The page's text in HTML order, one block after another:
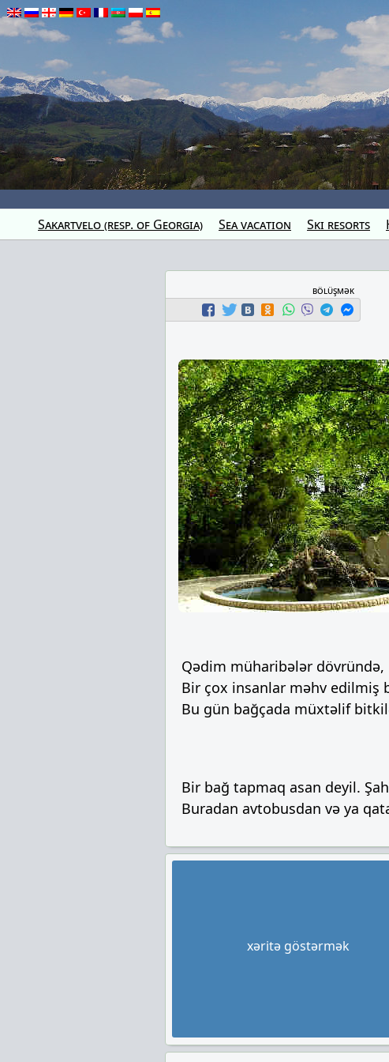
Sakartvelo (resp. of Georgia) Sea vacation Ski resorts
bölüşmək
Qədim müharibələr
Bir çox insanlar məhv edilmiş
Bu gün bağçada müxtəlif
Bir bağ tapmaq asan deyil.
Buradan avtobusdan və ya
xəritə göstərmək